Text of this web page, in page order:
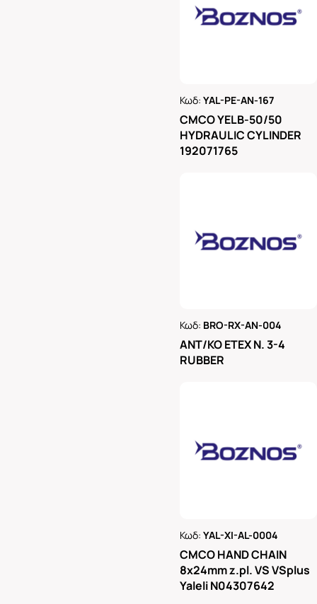
Κωδ:YAL-PE-AN-167
CMCO YELB-50/50
HYDRAULIC CYLINDER
192071765
Κωδ: BRO-RX-AN-004
ΑΝΤ/ΚΟ ΕΤΕΧ Ν. 3-4
RUBBER
Κωδ:YAL-XI-AL-0004
CMCO HAND CHAIN
8x24mm z.pl. VS VSplus
Yaleli N04307642